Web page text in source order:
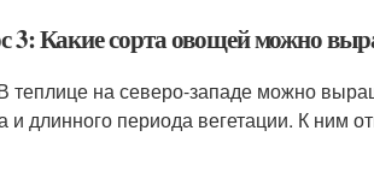
3: Какие сорта овощей можно
теплице на северо-западе можно
и длинного периода вегетации. К ним